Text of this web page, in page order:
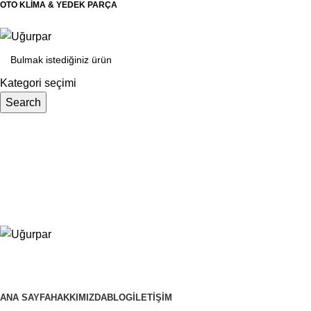
OTO KLİMA & YEDEK PARÇA
Kategori seçimi
Search
ANA SAYFAHAKKIMIZDABLOGİLETIŞIM